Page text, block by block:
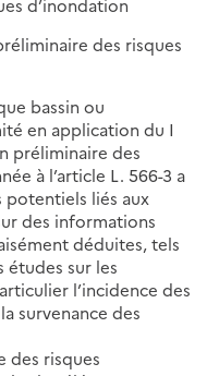
des risques
bassin ou
en application du I
préliminaire des
à l’article L. 566-3 a
potentiels liés aux
des informations
déduites, tels
études sur les
l’incidence des
survenance des
des risques